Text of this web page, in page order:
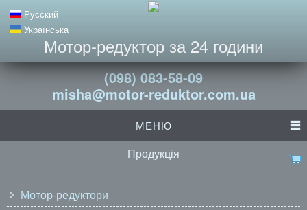
Русский
Українська
Мотор-редуктор за 24 години
(098) 083-58-09
misha@motor-reduktor.com.ua
МЕНЮ
Продукція
Мотор-редуктори